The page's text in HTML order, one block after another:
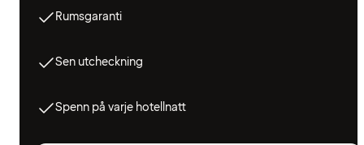
Rumsgaranti
Sen utcheckning
Spenn på varje hotellnatt